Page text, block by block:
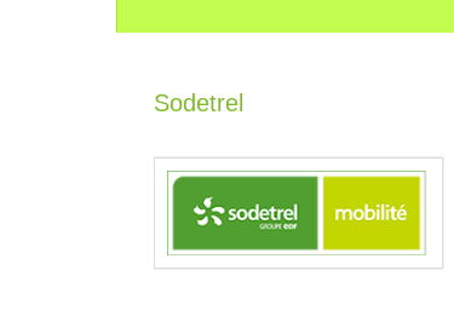
Sodetrel